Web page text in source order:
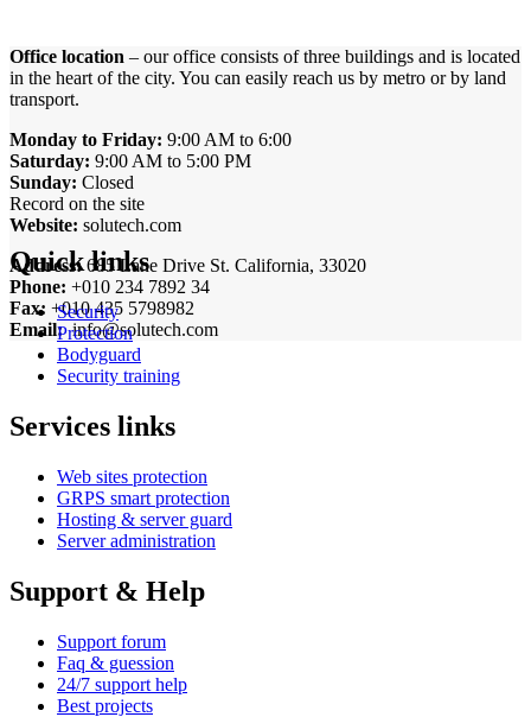
Office location – our office consists of three buildings and is located
in the heart of the city. You can easily reach us by metro or by land
transport.
Monday to Friday: 9:00 AM to 6:00
Saturday: 9:00 AM to 5:00 PM
Sunday: Closed
Record on the site
Website: solutech.com
Address:685 Lane Drive St. California, 33020
Phone: +010 234 7892 34
Fax: +010 435 5798982
Email:info@solutech.com
Quick links
Security
Protection
Bodyguard
Security training
Services links
Web sites protection
GRPS smart protection
Hosting & server guard
Server administration
Support & Help
Support forum
Faq & guession
24/7 support help
Best projects